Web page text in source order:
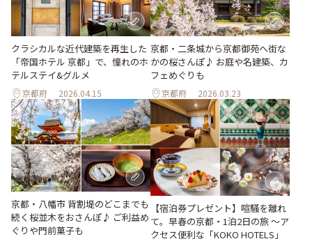
クラシカルな近代建築を再生した
「帝国ホテル 京都」で、憧れのホ
テルステイ&グルメ
京都府 2026.04.15
京都・二条城から京都御苑へ街な
かの桜さんぽ♪ お庭や名建築、カ
フェめぐりも
京都府 2026.03.23
京都・八幡市 背割堤のどこまでも
続く桜並木をおさんぽ♪ ご利益め
ぐりや門前菓子も
【宿泊券プレゼント】喧騒を離れ
て。早春の京都・1泊2日の旅 ～ア
クセス便利な「KOKO HOTELS」